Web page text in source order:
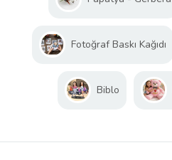
Fotoğraf Baskı Kağıdı
Biblo